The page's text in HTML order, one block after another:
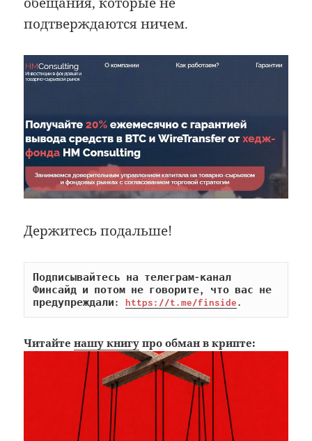
подтверждаются ничем.
Держитесь подальше!
Подписывайтесь на телеграм-канал
Финсайд и потом не говорите, что вас не
предупреждали: https://t.me/finside.
Читайтенашу книгу про обман в крипте: